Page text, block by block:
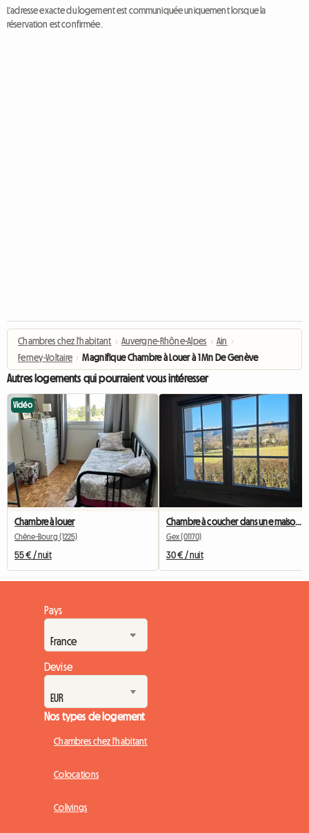
L'adresse exacte du logement est communiquée uniquement lorsque la
réservation est confirmée.
Chambres chez l'habitant › Auvergne-Rhône-Alpes › Ain ›
Ferney-Voltaire › Magnifique Chambre à Louer à 1 Mn De Genève
Autres logements qui pourraient vous intéresser
Vidéo
Chambre à louer
Chêne-Bourg (1225)
55 € / nuit
Chambre à coucher dans une maison au calme
Gex (01170)
30 € / nuit
Pays
Devise
Nos types de logement
Chambres chez l'habitant
Colocations
Colivings